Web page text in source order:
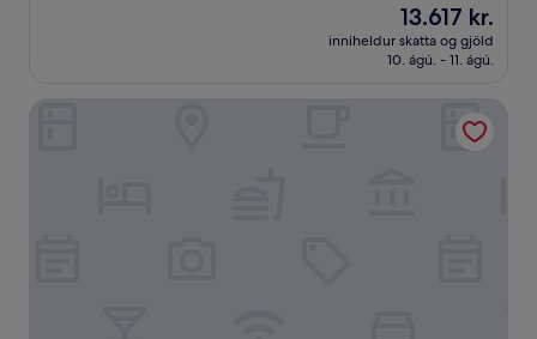
Verðið
er
13.617 kr.
13.617 kr.
inniheldur skatta og gjöld
10. ágú. - 11. ágú.